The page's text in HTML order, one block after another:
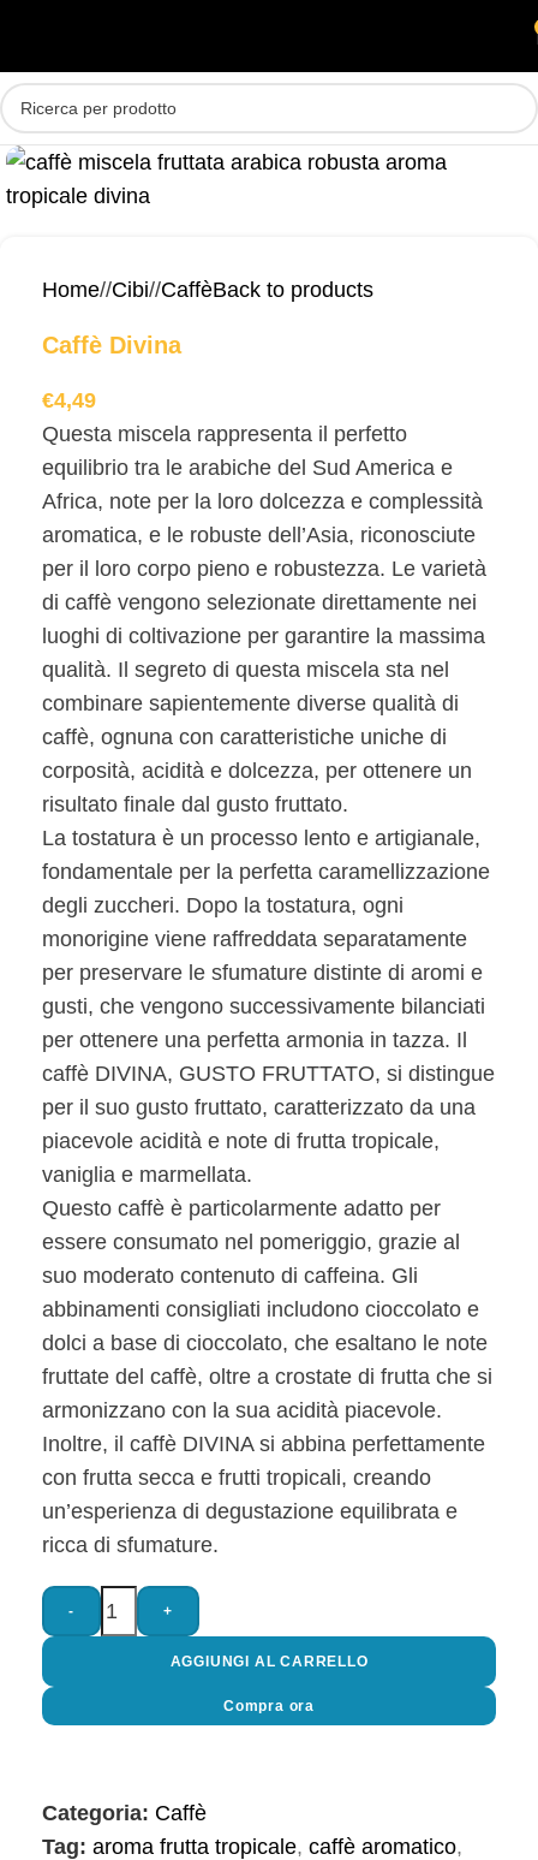
Home/ Cibi/ CaffèBack to products
Caffè Divina
€4,49
Questa miscela rappresenta il perfetto
equilibrio tra le arabiche del Sud America e
Africa, note per la loro dolcezza e complessità
aromatica, e le robuste dell’Asia, riconosciute
per il loro corpo pieno e robustezza. Le varietà
di caffè vengono selezionate direttamente nei
luoghi di coltivazione per garantire la massima
qualità. Il segreto di questa miscela sta nel
combinare sapientemente diverse qualità di
caffè, ognuna con caratteristiche uniche di
corposità, acidità e dolcezza, per ottenere un
risultato finale dal gusto fruttato.
La tostatura è un processo lento e artigianale,
fondamentale per la perfetta caramellizzazione
degli zuccheri. Dopo la tostatura, ogni
monorigine viene raffreddata separatamente
per preservare le sfumature distinte di aromi e
gusti, che vengono successivamente bilanciati
per ottenere una perfetta armonia in tazza. Il
caffè DIVINA, GUSTO FRUTTATO, si distingue
per il suo gusto fruttato, caratterizzato da una
piacevole acidità e note di frutta tropicale,
vaniglia e marmellata.
Questo caffè è particolarmente adatto per
essere consumato nel pomeriggio, grazie al
suo moderato contenuto di caffeina. Gli
abbinamenti consigliati includono cioccolato e
dolci a base di cioccolato, che esaltano le note
fruttate del caffè, oltre a crostate di frutta che si
armonizzano con la sua acidità piacevole.
Inoltre, il caffè DIVINA si abbina perfettamente
con frutta secca e frutti tropicali, creando
un’esperienza di degustazione equilibrata e
ricca di sfumature.
- +
AGGIUNGI AL CARRELLO
Compra ora
Categoria: Caffè
Tag: aroma frutta tropicale, caffè aromatico,